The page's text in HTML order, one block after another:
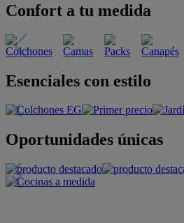
Confort a tu medida
Esenciales con estilo
Oportunidades únicas